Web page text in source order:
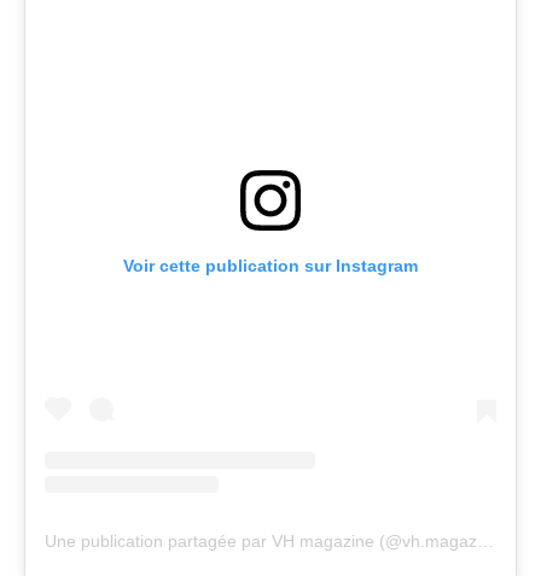
Voir cette publication sur Instagram